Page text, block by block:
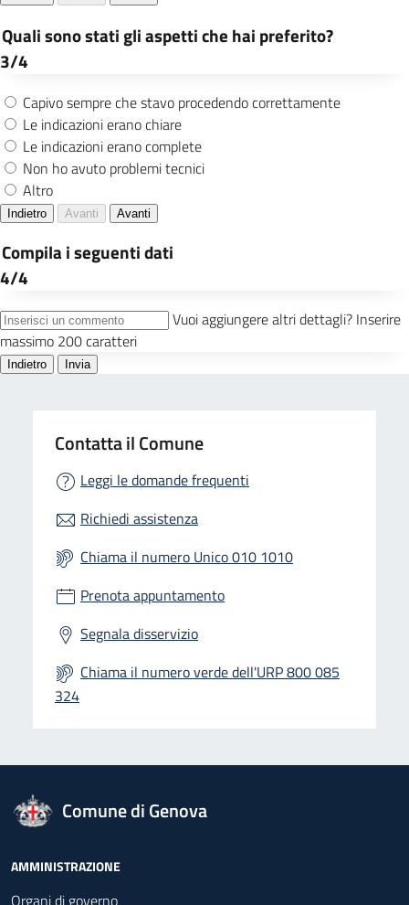
Contatta il Comune
Leggi le domande frequenti
Richiedi assistenza
Chiama il numero Unico 010 1010
Prenota appuntamento
Segnala disservizio
Chiama il numero verde dell'URP 800 085
324
logo Unione Europea
Comune di Genova
Footer - Navigazione
AMMINISTRAZIONE
Organi di governo